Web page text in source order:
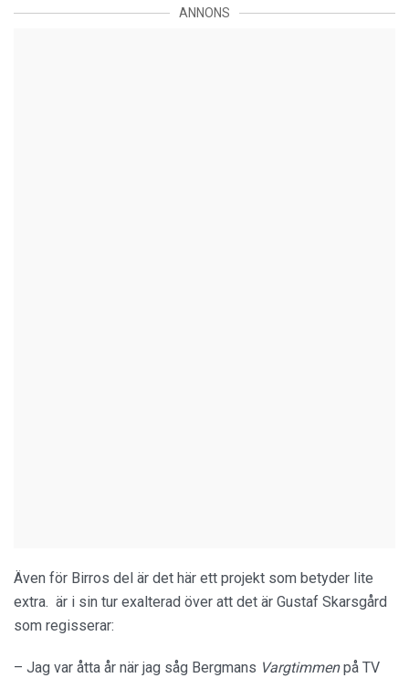
ANNONS
Även för Birros del är det här ett projekt som betyder lite
extra. är i sin tur exalterad över att det är Gustaf Skarsgård
som regisserar:
– Jag var åtta år när jag såg Bergmans Vargtimmenpå TV